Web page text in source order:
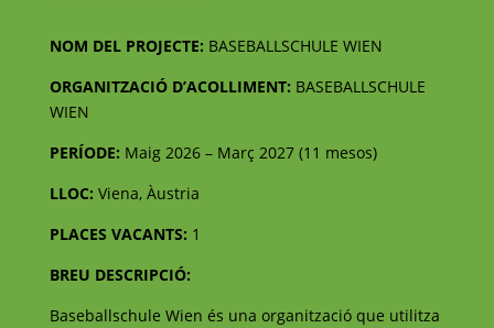
NOM DEL PROJECTE: BASEBALLSCHULE WIEN
ORGANITZACIÓ D’ACOLLIMENT: BASEBALLSCHULE
WIEN
PERÍODE: Maig 2026 – Març 2027 (11 mesos)
LLOC: Viena, Àustria
PLACES VACANTS: 1
BREU DESCRIPCIÓ:
Baseballschule Wien és una organització que utilitza